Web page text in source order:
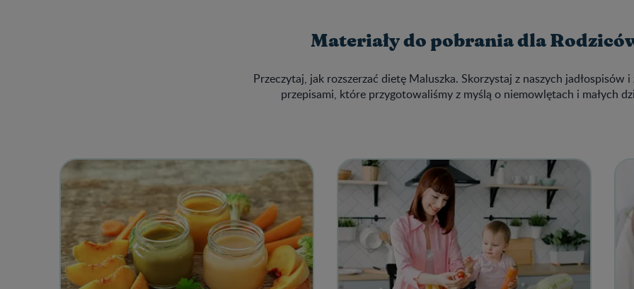
Materiały do pobrania dla
Przeczytaj, jak rozszerzać dietę Maluszka. Skorzystaj z naszych jadłospisów
przepisami, które przygotowaliśmy z myślą o niemowlętach i małych